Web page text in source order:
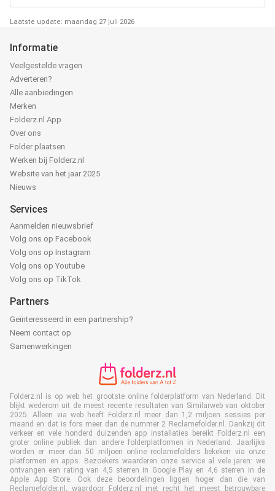
Laatste update: maandag 27 juli 2026
Informatie
Veelgestelde vragen
Adverteren?
Alle aanbiedingen
Merken
Folderz.nl App
Over ons
Folder plaatsen
Werken bij Folderz.nl
Website van het jaar 2025
Nieuws
Services
Aanmelden nieuwsbrief
Volg ons op Facebook
Volg ons op Instagram
Volg ons op Youtube
Volg ons op TikTok
Partners
Geïnteresseerd in een partnership?
Neem contact op
Samenwerkingen
Folderz.nl is op web het grootste online folderplatform van Nederland. Dit
blijkt wederom uit de meest recente resultaten van Similarweb van oktober
2025. Alleen via web heeft Folderz.nl meer dan 1,2 miljoen sessies per
maand en dat is fors meer dan de nummer 2 Reclamefolder.nl. Dankzij dit
verkeer en vele honderd duizenden app installaties bereikt Folderz.nl een
groter online publiek dan andere folderplatformen in Nederland. Jaarlijks
worden er meer dan 50 miljoen online reclamefolders bekeken via onze
platformen en apps. Bezoekers waarderen onze service al vele jaren: we
ontvangen een rating van 4,5 sterren in Google Play en 4,6 sterren in de
Apple App Store. Ook deze beoordelingen liggen hoger dan die van
Reclamefolder.nl, waardoor Folderz.nl met recht het meest betrouwbare